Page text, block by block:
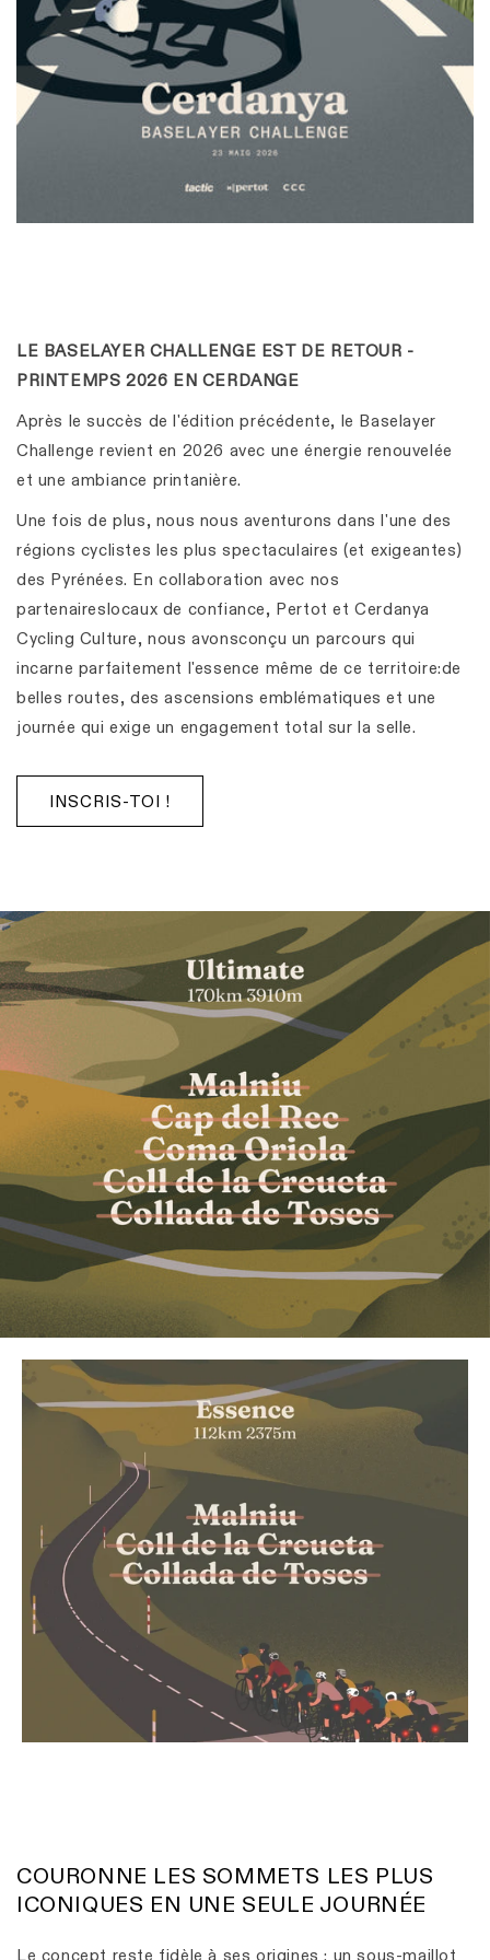
LE BASELAYER CHALLENGE EST DE RETOUR -
PRINTEMPS 2026 EN CERDANGE
Après le succès de l'édition précédente, le Baselayer
Challenge revient en 2026 avec une énergie renouvelée
et une ambiance printanière.
Une fois de plus, nous nous aventurons dans l'une des
régions cyclistes les plus spectaculaires (et exigeantes)
des Pyrénées. En collaboration avec nos
partenaireslocaux de confiance, Pertot et Cerdanya
Cycling Culture, nous avonsconçu un parcours qui
incarne parfaitement l'essence même de ce territoire:de
belles routes, des ascensions emblématiques et une
journée qui exige un engagement total sur la selle.
INSCRIS-TOI !
COURONNE LES SOMMETS LES PLUS
ICONIQUES EN UNE SEULE JOURNÉE